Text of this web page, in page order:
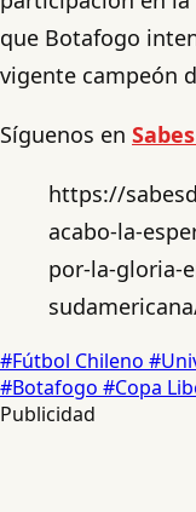
que Botafogo
vigente campeón
Síguenos en
https://
acabo-la-
por-la-gloria-
#Fútbol Chileno
#Botafogo #Copa
Publicidad